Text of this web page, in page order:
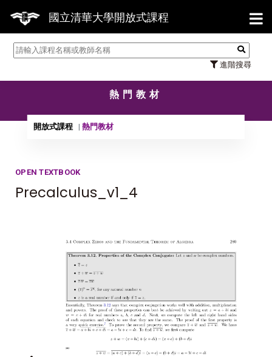
國立清華大學開放式課程
進階搜尋
【7/31
熱門教材
開放式課程 熱門教材
OPEN TEXTBOOK
Precalculus_v1_4